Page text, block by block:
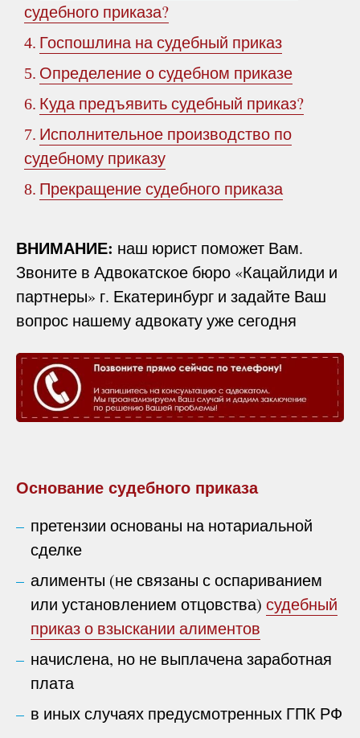
судебного приказа?
4. Госпошлина на судебный приказ
5. Определение о судебном приказе
6. Куда предъявить судебный приказ?
7. Исполнительное производство по
судебному приказу
8. Прекращение судебного приказа
ВНИМАНИЕ: наш юрист поможет Вам.
Звоните в Адвокатское бюро «Кацайлиди и
партнеры» г. Екатеринбург и задайте Ваш
вопрос нашему адвокату уже сегодня
Основание судебного приказа
претензии основаны на нотариальной
сделке
алименты (не связаны с оспариванием
или установлением отцовства) судебный
приказ о взыскании алиментов
начислена, но не выплачена заработная
плата
в иных случаях предусмотренных ГПК РФ